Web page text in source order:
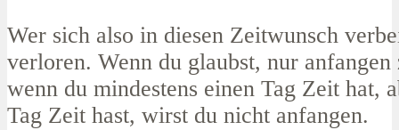
Wer sich also in diesen Zeitwunsch
verloren. Wenn du glaubst, nur anfangen
wenn du mindestens einen Tag Zeit hat,
Tag Zeit hast, wirst du nicht anfangen.